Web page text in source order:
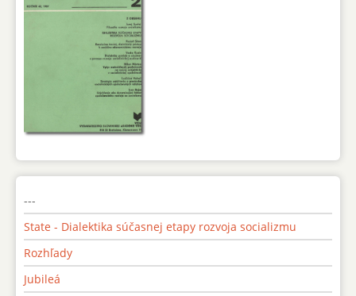
---
State - Dialektika súčasnej etapy rozvoja socializmu
Rozhľady
Jubileá